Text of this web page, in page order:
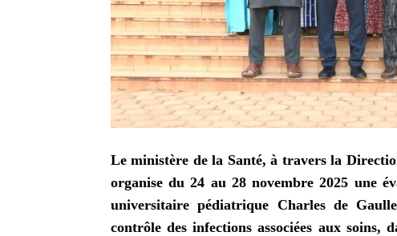
Le ministère de la Santé, à travers la
organise du 24 au 28 novembre 2025 une
universitaire pédiatrique Charles de
contrôle des infections associées aux